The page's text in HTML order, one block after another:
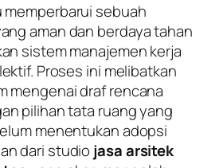
memperbarui sebuah
aman dan berdaya tahan
sistem manajemen kerja
Proses ini melibatkan
mengenai draf rencana
pilihan tata ruang yang
menentukan adopsi
dari studio jasa arsitek